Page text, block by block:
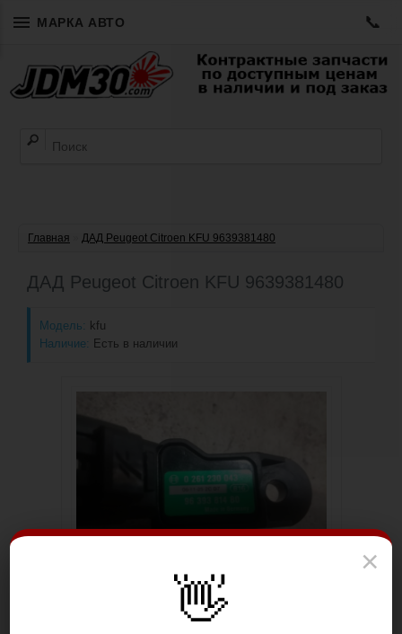
МАРКА АВТО 📞
×
👋
Главная ДАД Peugeot Citroen KFU 9639381480
ДАД Peugeot Citroen KFU 9639381480
Модель: kfu
Наличие: Есть в наличии